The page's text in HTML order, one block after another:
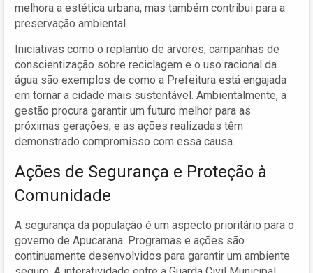
melhora a estética urbana, mas também contribui para a
preservação ambiental.
Iniciativas como o replantio de árvores, campanhas de
conscientização sobre reciclagem e o uso racional da
água são exemplos de como a Prefeitura está engajada
em tornar a cidade mais sustentável. Ambientalmente, a
gestão procura garantir um futuro melhor para as
próximas gerações, e as ações realizadas têm
demonstrado compromisso com essa causa.
Ações de Segurança e Proteção à
Comunidade
A segurança da população é um aspecto prioritário para o
governo de Apucarana. Programas e ações são
continuamente desenvolvidos para garantir um ambiente